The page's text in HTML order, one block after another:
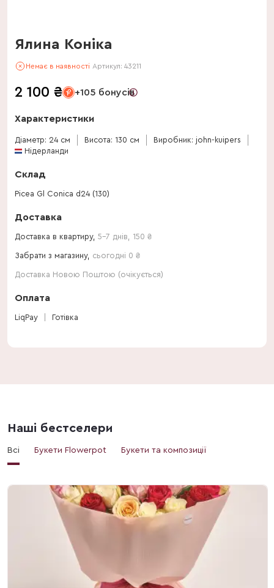
Ялина Коніка
Немає в наявності Артикул: 43211
2 100 ₴ +105 бонусів
Характеристики
Діаметр: 24 см Висота: 130 см
Виробник: john-kuipers
Нідерланди
Склад
Picea Gl Conica d24 (130)
Доставка
Доставка в квартиру, 5-7 днів 150 ₴
Забрати з магазину, сьогодні 0 ₴
Доставка Новою Поштою (очікується)
Оплата
LiqPay Готівка
Наші бестселери
Всі Букети Flowerpot Букети та композиції